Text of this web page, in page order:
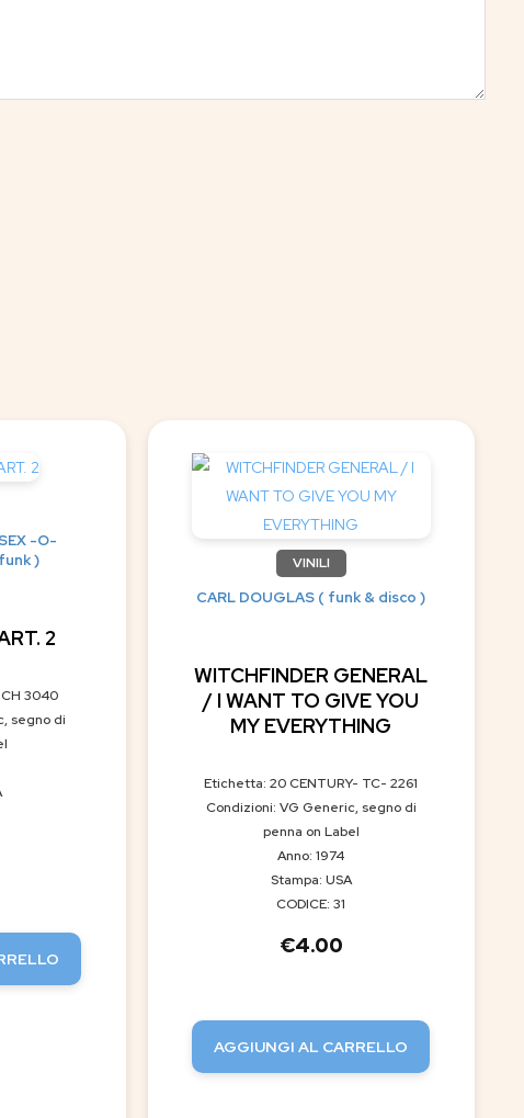
-O-
)
2
3040
segno di
VINILI
CARL DOUGLAS ( funk & disco )
WITCHFINDER GENERAL
/ I WANT TO GIVE YOU
MY EVERYTHING
Etichetta: 20 CENTURY- TC- 2261
Condizioni: VG Generic, segno di
penna on Label
Anno: 1974
Stampa: USA
CODICE: 31
€4.00
AGGIUNGI AL CARRELLO